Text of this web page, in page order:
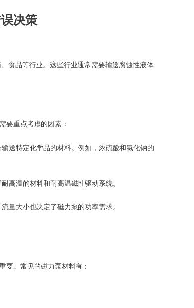
决策
食品等行业。这些行业通常需要输送腐蚀性液体
重点考虑的因素：
送特定化学品的材料。例如，浓硫酸和氯化钠的
温的材料和耐高温磁性驱动系统。
大小也决定了磁力泵的功率需求。
。常见的磁力泵材料有：